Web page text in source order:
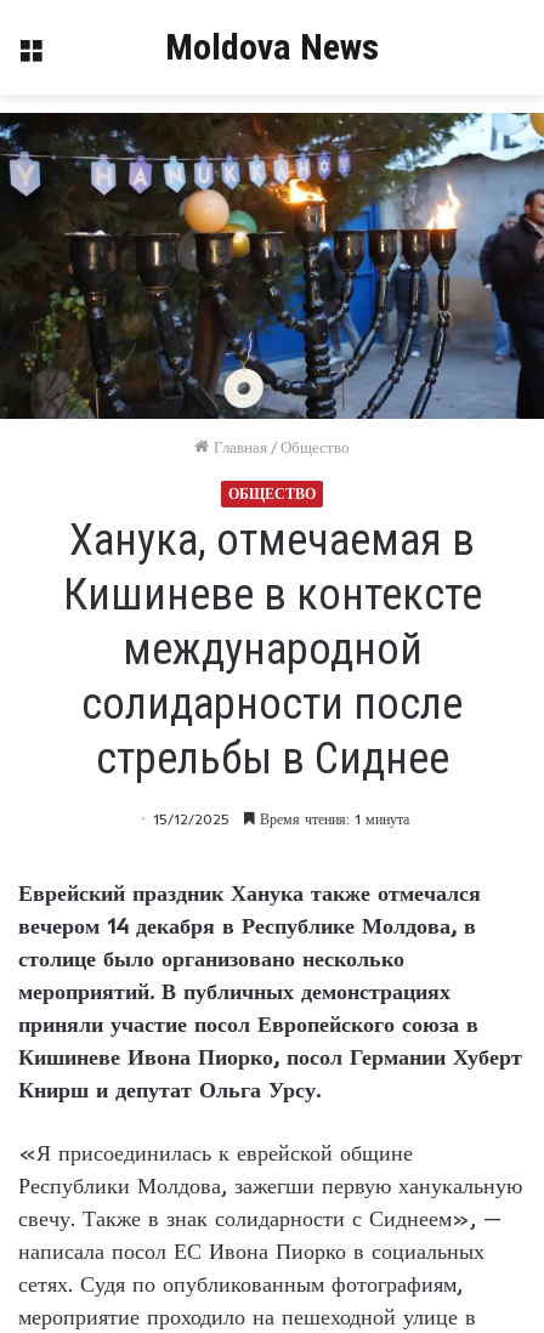
Меню Moldova News
Главная /Общество
ОБЩЕСТВО
Ханука, отмечаемая в
Кишиневе в контексте
международной
солидарности после
стрельбы в Сиднее
15/12/2025 Время чтения: 1 минута
Еврейский праздник Ханука также отмечался
вечером 14 декабря в Республике Молдова, в
столице было организовано несколько
мероприятий. В публичных демонстрациях
приняли участие посол Европейского союза в
Кишиневе Ивона Пиорко, посол Германии Хуберт
Книрш и депутат Ольга Урсу.
«Я присоединилась к еврейской общине
Республики Молдова, зажегши первую ханукальную
свечу. Также в знак солидарности с Сиднеем», —
написала посол ЕС Ивона Пиорко в социальных
сетях. Судя по опубликованным фотографиям,
мероприятие проходило на пешеходной улице в